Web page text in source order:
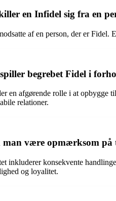
en Infidel sig fra en
af en person, der er
begrebet Fidel i
en afgørende rolle i at opbygge
relationer.
være opmærksom på
inkluderer konsekvente
og loyalitet.